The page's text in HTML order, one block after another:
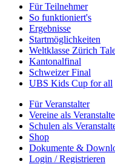
Für Teilnehmer
So funktioniert's
Ergebnisse
Startmöglichkeiten
Weltklasse Zürich
Kantonalfinal
Schweizer Final
UBS Kids Cup for all
Für Veranstalter
Vereine als
Schulen als
Shop
Dokumente &
Login / Registrieren